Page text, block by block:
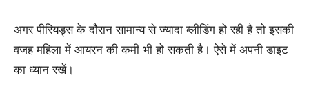
अगर पीरियड्स के दौरान सामान्य से ज्यादा ब्लीडिंग हो रही है तो इसकी
वजह महिला में आयरन की कमी भी हो सकती है। ऐसे में अपनी डाइट
का ध्यान रखें।